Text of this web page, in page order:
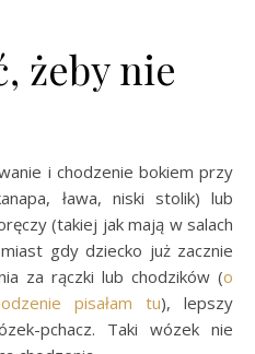
żeby nie
i chodzenie bokiem przy
ława, niski stolik) lub
(takiej jak mają w salach
gdy dziecko już zacznie
za rączki lub chodzików (o
pisałam tu), lepszy
pchacz. Taki wózek nie